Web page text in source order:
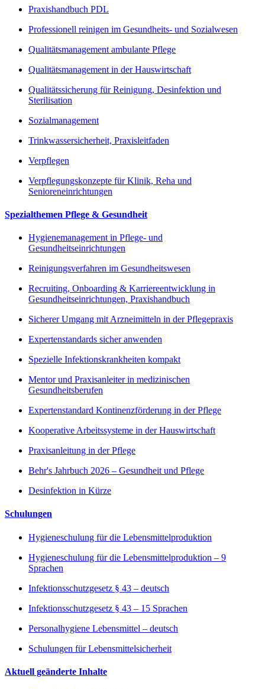
Praxishandbuch PDL
Professionell reinigen im Gesundheits- und Sozialwesen
Qualitätsmanagement ambulante Pflege
Qualitätsmanagement in der Hauswirtschaft
Qualitätssicherung für Reinigung, Desinfektion und
Sterilisation
Sozialmanagement
Trinkwassersicherheit, Praxisleitfaden
Verpflegen
Verpflegungskonzepte für Klinik, Reha und
Senioreneinrichtungen
Spezialthemen Pflege & Gesundheit
Hygienemanagement in Pflege- und
Gesundheitseinrichtungen
Reinigungsverfahren im Gesundheitswesen
Recruiting, Onboarding & Karriereentwicklung in
Gesundheitseinrichtungen, Praxishandbuch
Sicherer Umgang mit Arzneimitteln in der Pflegepraxis
Expertenstandards sicher anwenden
Spezielle Infektionskrankheiten kompakt
Mentor und Praxisanleiter in medizinischen
Gesundheitsberufen
Expertenstandard Kontinenzförderung in der Pflege
Kooperative Arbeitssysteme in der Hauswirtschaft
Praxisanleitung in der Pflege
Behr's Jahrbuch 2026 – Gesundheit und Pflege
Desinfektion in Kürze
Schulungen
Hygieneschulung für die Lebensmittelproduktion
Hygieneschulung für die Lebensmittelproduktion – 9
Sprachen
Infektionsschutzgesetz § 43 – deutsch
Infektionsschutzgesetz § 43 – 15 Sprachen
Personalhygiene Lebensmittel – deutsch
Schulungen für Lebensmittelsicherheit
Aktuell geänderte Inhalte